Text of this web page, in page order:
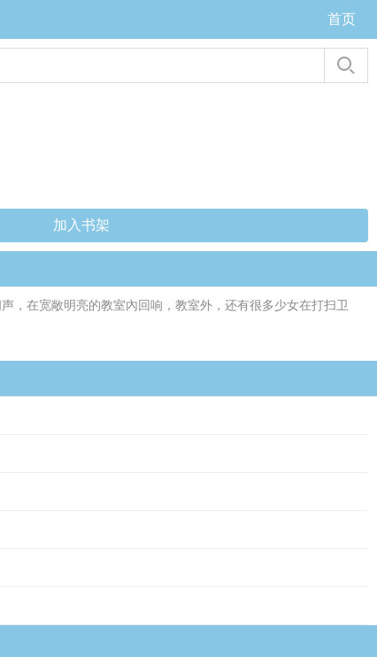
首页
加入书架
，在宽敞明亮的教室內回响，教室外，还有很多少女在打扫卫